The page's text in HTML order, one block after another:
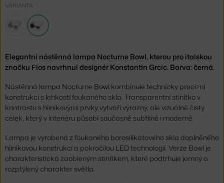
VARIANTA
Elegantní nástěnná lampa Nocturne Bowl, kterou pro italskou
značku Flos navrhnul designér Konstantin Grcic. Barva: černá.
Nástěnná lampa Nocturne Bowl kombinuje technicky precizní
konstrukci s lehkostí foukaného skla. Transparentní stínítko v
kontrastu s hliníkovými prvky vytváří výrazný, ale vizuálně čistý
celek, který v interiéru působí současně subtilně i moderně.
Lampa je vyrobená z foukaného borosilikátového skla doplněného
hliníkovou konstrukcí a pokročilou LED technologií. Verze Bowl je
charakteristická zaobleným stínítkem, které podtrhuje jemný a
rozptýlený charakter světla.